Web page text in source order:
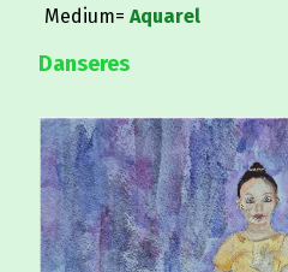
Medium= Aquarel
Danseres